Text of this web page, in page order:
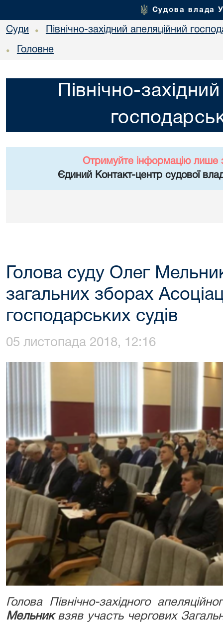
Судова влада
Суди • Північно-західний апеляційний
• Головне
Північно-
Отримуйте інформацію лише
Єдиний Контакт-центр судової
Голова суду Олег
загальних зборах
господарських судів
05 листопада 2018, 12:16
Голова Північно-західного
Мельниквзяв участь чергових